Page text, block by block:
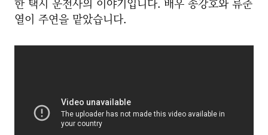
열이 주연을 맡았습니다.